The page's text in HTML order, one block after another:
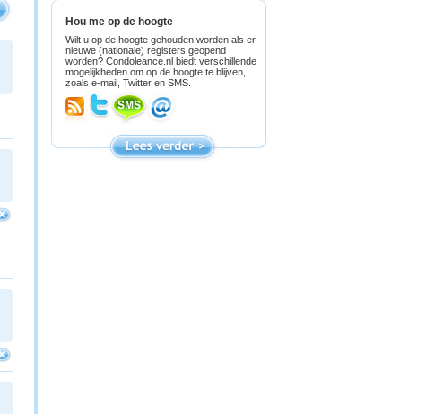
Hou me op de hoogte
Wilt u op de hoogte gehouden worden als er
nieuwe (nationale) registers geopend
worden? Condoleance.nl biedt verschillende
mogelijkheden om op de hoogte te blijven,
zoals e-mail, Twitter en SMS.